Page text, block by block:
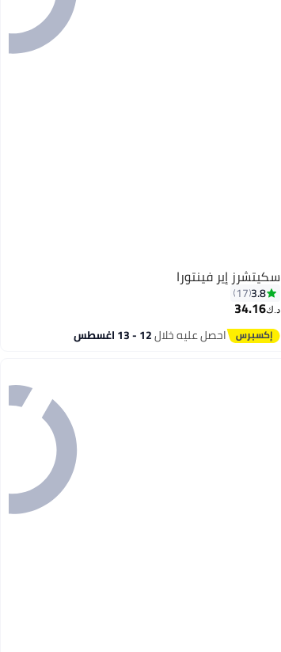
سكيتشرز إير فينتورا
3.8
17
د.ك‏34.16
احصل عليه خلال12 - 13 اغسطس